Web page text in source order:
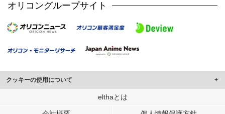
オリコングループサイト
クッキーの使用について
このサイトでは Cookie を使用して、ユーザーに合わせたコンテンツや広告の
elthaとは